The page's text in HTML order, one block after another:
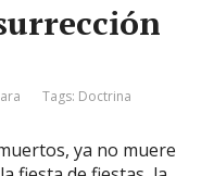
Tags: Doctrina
ya no muere